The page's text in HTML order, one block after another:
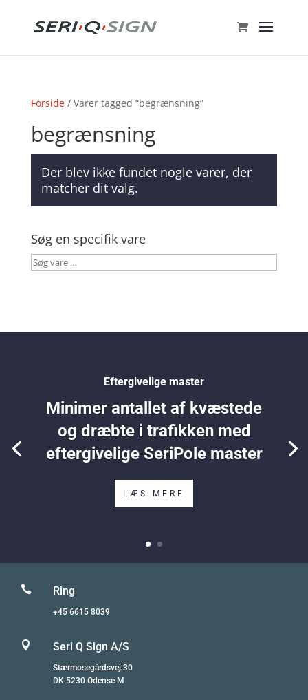
Forside/ Varer tagged “begrænsning”
begrænsning
Der blev ikke fundet nogle varer, der
matcher dit valg.
Søg en specifik vare
Søg
Eftergivelige master
Minimer antallet af kvæstede
og dræbte i trafikken med
eftergivelige SeriPole master
LÆS MERE
 Ring
+45 6615 8039
 Seri Q Sign A/S
Stærmosegårdsvej 30
DK-5230 Odense M